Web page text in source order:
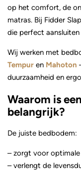
op het comfort, de
matras. Bij Fidder
die perfect
Wij werken met
Tempur en Mahoton
duurzaamheid en
Waarom is
belangrijk?
De juiste bedbodem:
– zorgt voor
– verlengt de